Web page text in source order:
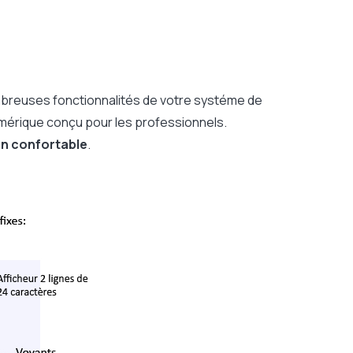
fonctionnalités de votre systéme de
conçu pour les professionnels.
confortable.